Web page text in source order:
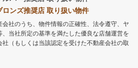
ロンズ推奨店 取り扱い物件
社のうち、物件情報の正確性、法令遵守、ヤ
当社所定の基準を満たした優良な店舗運営を
（もしくは当該認定を受けた不動産会社の取